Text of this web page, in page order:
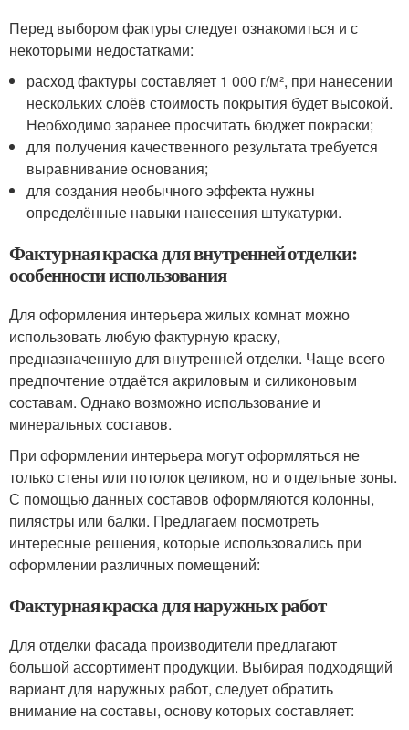
Перед выбором фактуры следует ознакомиться и с
некоторыми недостатками:
расход фактуры составляет 1 000 г/м², при нанесении
нескольких слоёв стоимость покрытия будет высокой.
Необходимо заранее просчитать бюджет покраски;
для получения качественного результата требуется
выравнивание основания;
для создания необычного эффекта нужны
определённые навыки нанесения штукатурки.
Фактурная краска для внутренней отделки:
особенности использования
Для оформления интерьера жилых комнат можно
использовать любую фактурную краску,
предназначенную для внутренней отделки. Чаще всего
предпочтение отдаётся акриловым и силиконовым
составам. Однако возможно использование и
минеральных составов.
При оформлении интерьера могут оформляться не
только стены или потолок целиком, но и отдельные зоны.
С помощью данных составов оформляются колонны,
пилястры или балки. Предлагаем посмотреть
интересные решения, которые использовались при
оформлении различных помещений:
Фактурная краска для наружных работ
Для отделки фасада производители предлагают
большой ассортимент продукции. Выбирая подходящий
вариант для наружных работ, следует обратить
внимание на составы, основу которых составляет: